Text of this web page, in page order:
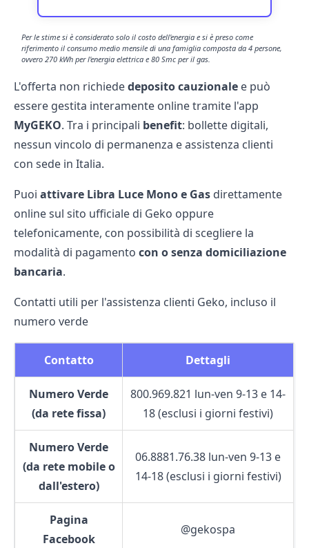
Per le stime si è considerato solo il costo dell'energia e si è preso come
riferimento il consumo medio mensile di una famiglia composta da 4 persone,
ovvero 270 kWh per l'energia elettrica e 80 Smc per il gas.
L'offerta non richiededeposito cauzionale e può
essere gestita interamente online tramite l'app
MyGEKO. Tra i principali benefit: bollette digitali,
nessun vincolo di permanenza e assistenza clienti
con sede in Italia.
Puoi attivare Libra Luce Mono e Gas direttamente
online sul sito ufficiale di Geko oppure
telefonicamente, con possibilità di scegliere la
modalità di pagamento con o senza domiciliazione
bancaria.
Contatti utili per l'assistenza clienti Geko, incluso il
numero verde
Contatto Dettagli
Numero Verde
(da rete fissa)
800.969.821 lun-ven 9-13 e 14-
18 (esclusi i giorni festivi)
Numero Verde
(da rete mobile o
dall'estero)
06.8881.76.38 lun-ven 9-13 e
14-18 (esclusi i giorni festivi)
Pagina
Facebook
@gekospa